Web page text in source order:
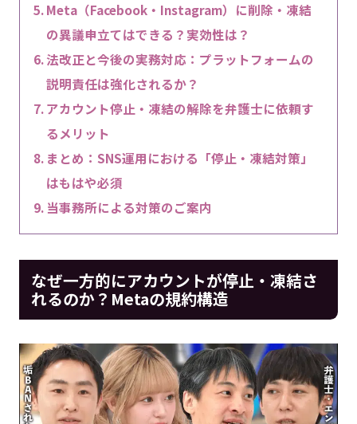
Meta（Facebook・Instagram）に削除・凍結
の異議申立てはできる？実効性は？
法改正と今後の実務対応：プラットフォームの
説明責任は強化されるか？
アカウント停止・凍結の解除を弁護士に依頼す
るメリット
まとめ：SNS運用における「停止・凍結対策」
はもはや必須
当事務所による対策のご案内
なぜ一方的にアカウントが停止・凍結さ
れるのか？Metaの規約構造